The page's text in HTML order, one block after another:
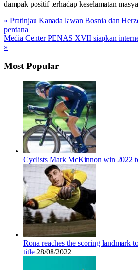
dampak positif terhadap keselamatan
« Pratinjau Kanada lawan Bosnia dan
perdana
Media Center PENAS XVII siapkan
»
Most Popular
Cyclists Mark McKinnon win 2022
Rona reaches the scoring landmark
title 28/08/2022